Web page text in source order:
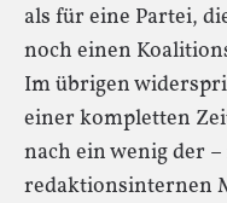
als für eine Partei,
noch einen
Im übrigen
einer kompletten
nach ein wenig der
redaktionsinternen